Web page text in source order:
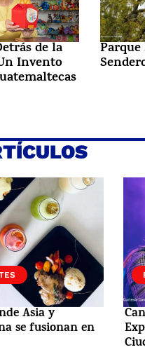
de la
Invento
Asia y
se fusionan en